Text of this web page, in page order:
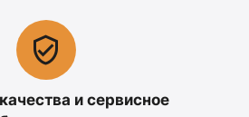
и сервисное